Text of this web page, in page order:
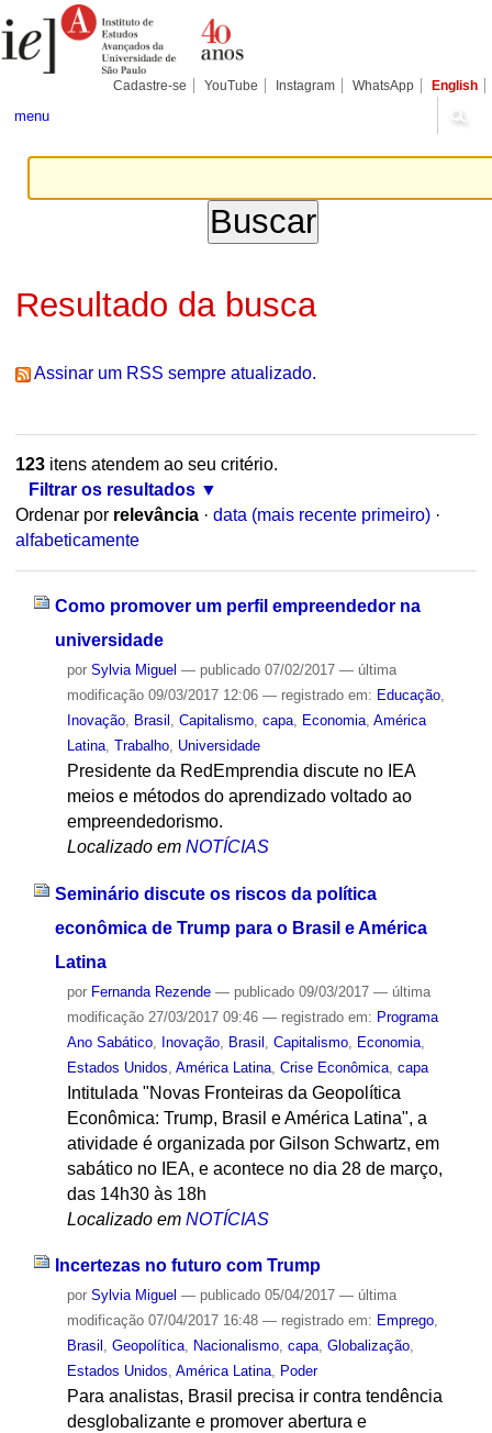
para
conteúdo.
Pessoais
Cadastre-se YouTube Instagram WhatsApp English
menu
Resultado da busca
Assinar um RSS sempre atualizado.
123itens atendem ao seu critério.
Filtrar os resultados
Ordenar por relevância · data (mais recente primeiro) ·
alfabeticamente
Como promover um perfil empreendedor na
universidade
por Sylvia Miguel — publicado07/02/2017 — última
modificação09/03/2017 12:06 — registrado em: Educação,
Inovação, Brasil Capitalismo, capa, Economia, América
Latina, Trabalho, Universidade
Presidente da RedEmprendia discute no IEA
meios e métodos do aprendizado voltado ao
empreendedorismo.
Localizado em NOTÍCIAS
Seminário discute os riscos da política
econômica de Trump para o Brasil e América
Latina
por Fernanda Rezende — publicado09/03/2017 — última
modificação27/03/2017 09:46 — registrado em: Programa
Ano Sabático, Inovação, Brasil Capitalismo, Economia,
Estados Unidos América Latina, Crise Econômica, capa
Intitulada "Novas Fronteiras da Geopolítica
Econômica: Trump, Brasil e América Latina", a
atividade é organizada por Gilson Schwartz, em
sabático no IEA, e acontece no dia 28 de março,
das 14h30 às 18h
Localizado em NOTÍCIAS
Incertezas no futuro com Trump
por Sylvia Miguel — publicado05/04/2017 — última
modificação07/04/2017 16:48 — registrado em: Emprego,
Brasil , Geopolítica, Nacionalismo, capa, Globalização,
Estados Unidos, América Latina, Poder
Para analistas, Brasil precisa ir contra tendência
desglobalizante e promover abertura e